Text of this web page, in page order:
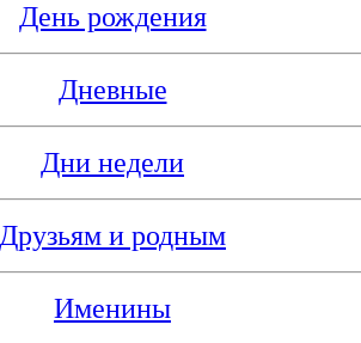
День рождения
Дневные
Дни недели
Друзьям и родным
Именины